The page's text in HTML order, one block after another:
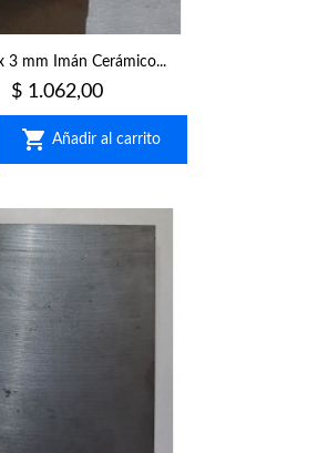
3 mm Imán Cerámico...
Precio
$ 1.062,00
 Añadir al carrito